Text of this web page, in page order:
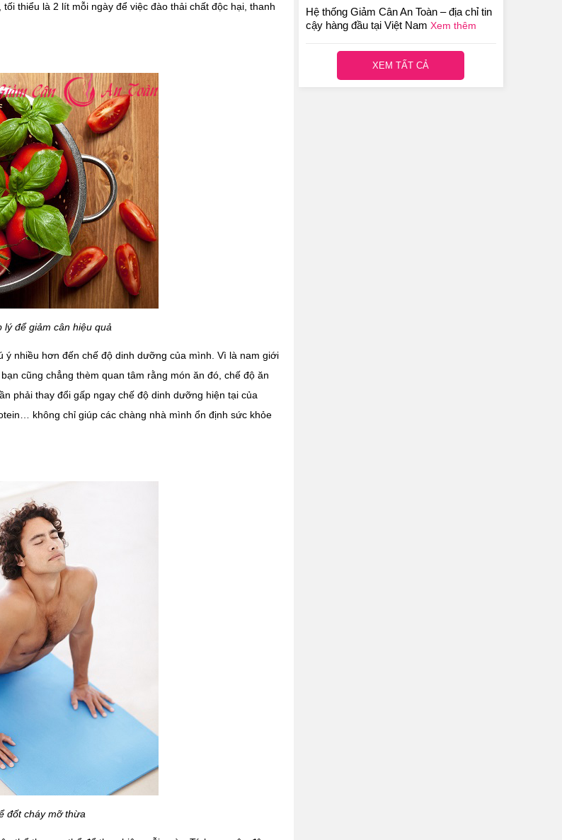
thiểu là 2 lít mỗi ngày để việc đào thải chất độc hại, thanh
để giảm cân hiệu quả
ý nhiều hơn đến chế độ dinh dưỡng của mình. Vì là nam giới
cũng chẳng thèm quan tâm rằng món ăn đó, chế độ ăn
phải thay đổi gấp ngay chế độ dinh dưỡng hiện tại của
không chỉ giúp các chàng nhà mình ổn định sức khỏe
đốt cháy mỡ thừa
Hệ thống Giảm Cân An Toàn – địa chỉ tin
cậy hàng đầu tại Việt Nam Xem thêm
XEM TẤT CẢ